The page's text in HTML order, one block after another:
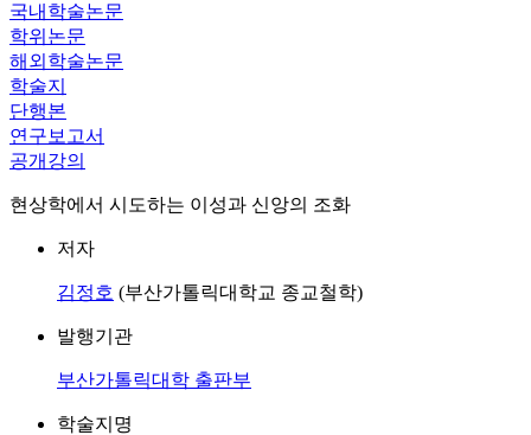
국내학술논문
학위논문
해외학술논문
학술지
단행본
연구보고서
공개강의
현상학에서 시도하는 이성과 신앙의 조화
저자
김정호 (부산가톨릭대학교 종교철학)
발행기관
부산가톨릭대학 출판부
학술지명